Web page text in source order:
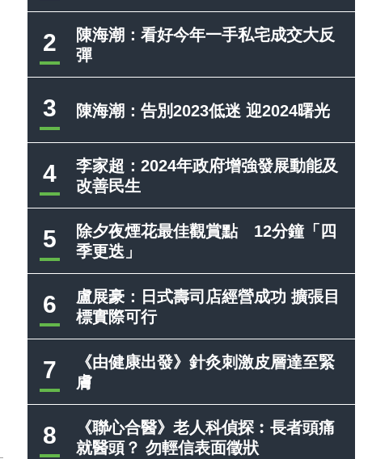
2
陳海潮：看好今年一手私宅成交大反
彈
3 陳海潮：告別2023低迷 迎2024曙光
4
李家超：2024年政府增強發展動能及
改善民生
5
除夕夜煙花最佳觀賞點 12分鐘「四
季更迭」
6
盧展豪：日式壽司店經營成功 擴張目
標實際可行
7
《由健康出發》針灸刺激皮層達至緊
膚
8
《聯心合醫》老人科偵探︰長者頭痛
就醫頭？ 勿輕信表面徵狀